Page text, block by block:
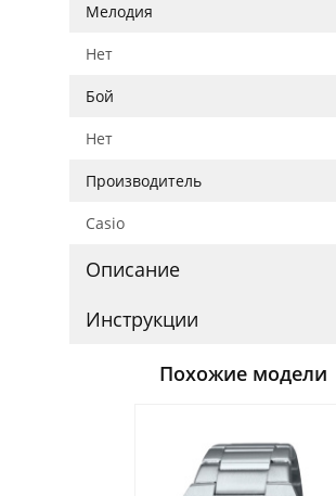
Мелодия
Нет
Бой
Нет
Производитель
Casio
Описание
Инструкции
Похожие модели